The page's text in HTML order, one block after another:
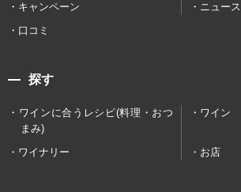
キャンペーン
ニュース
口コミ
探す
ワインに合うレシピ(料理・おつ
まみ)
ワイン
ワイナリー お店